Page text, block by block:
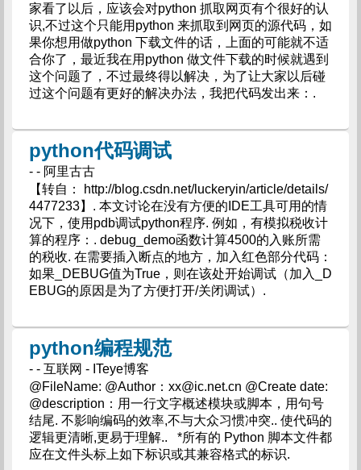
家看了以后，应该会对python 抓取网页有个很好的认
识,不过这个只能用python 来抓取到网页的源代码，如
果你想用做python 下载文件的话，上面的可能就不适
合你了，最近我在用python 做文件下载的时候就遇到
这个问题了，不过最终得以解决，为了让大家以后碰
过这个问题有更好的解决办法，我把代码发出来：.
python代码调试
- - 阿里古古
【转自： http://blog.csdn.net/luckeryin/article/details/
4477233】. 本文讨论在没有方便的IDE工具可用的情
况下，使用pdb调试python程序. 例如，有模拟税收计
算的程序：. debug_demo函数计算4500的入账所需
的税收. 在需要插入断点的地方，加入红色部分代码：
如果_DEBUG值为True，则在该处开始调试（加入_D
EBUG的原因是为了方便打开/关闭调试）.
python编程规范
- - 互联网 - ITeye博客
@FileName: @Author： xx@ic.net.cn @Create date:
@description：用一行文字概述模块或脚本，用句号
结尾. 不影响编码的效率,不与大众习惯冲突.. 使代码的
逻辑更清晰,更易于理解.. *所有的 Python 脚本文件都
应在文件头标上如下标识或其兼容格式的标识.